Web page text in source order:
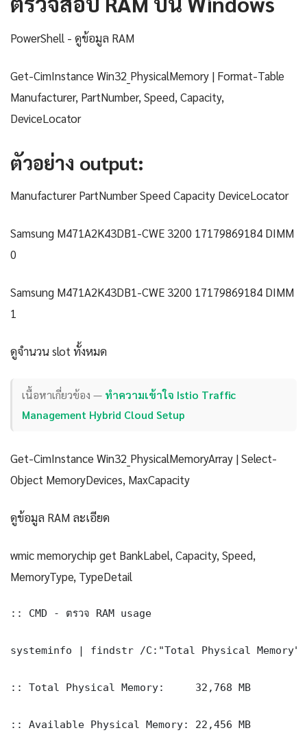
PowerShell - ดูข้อมูล RAM
Get-CimInstance Win32_PhysicalMemory | Format-Table
Manufacturer, PartNumber, Speed, Capacity,
DeviceLocator
ตัวอย่าง output:
Manufacturer PartNumber Speed Capacity DeviceLocator
Samsung M471A2K43DB1-CWE 3200 17179869184 DIMM
0
Samsung M471A2K43DB1-CWE 3200 17179869184 DIMM
1
ดูจำนวน slot ทั้งหมด
เนื้อหาเกี่ยวข้อง — ทำความเข้าใจ Istio Traffic
Management Hybrid Cloud Setup
Get-CimInstance Win32_PhysicalMemoryArray | Select-
Object MemoryDevices, MaxCapacity
ดูข้อมูล RAM ละเอียด
wmic memorychip get BankLabel, Capacity, Speed,
MemoryType, TypeDetail
:: CMD - ตรวจ RAM usage
systeminfo | findstr /C:"Total Physical Memory"
:: Total Physical Memory:     32,768 MB
:: Available Physical Memory: 22,456 MB